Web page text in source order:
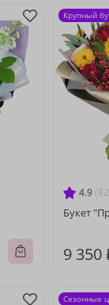
4.9
Букет
9 350
Крупный
Сезонные